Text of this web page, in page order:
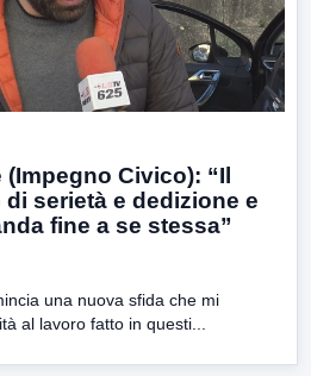
Civico): “Il
serietà e dedizione e
fine a se stessa”
una nuova sfida che mi
al lavoro fatto in questi...